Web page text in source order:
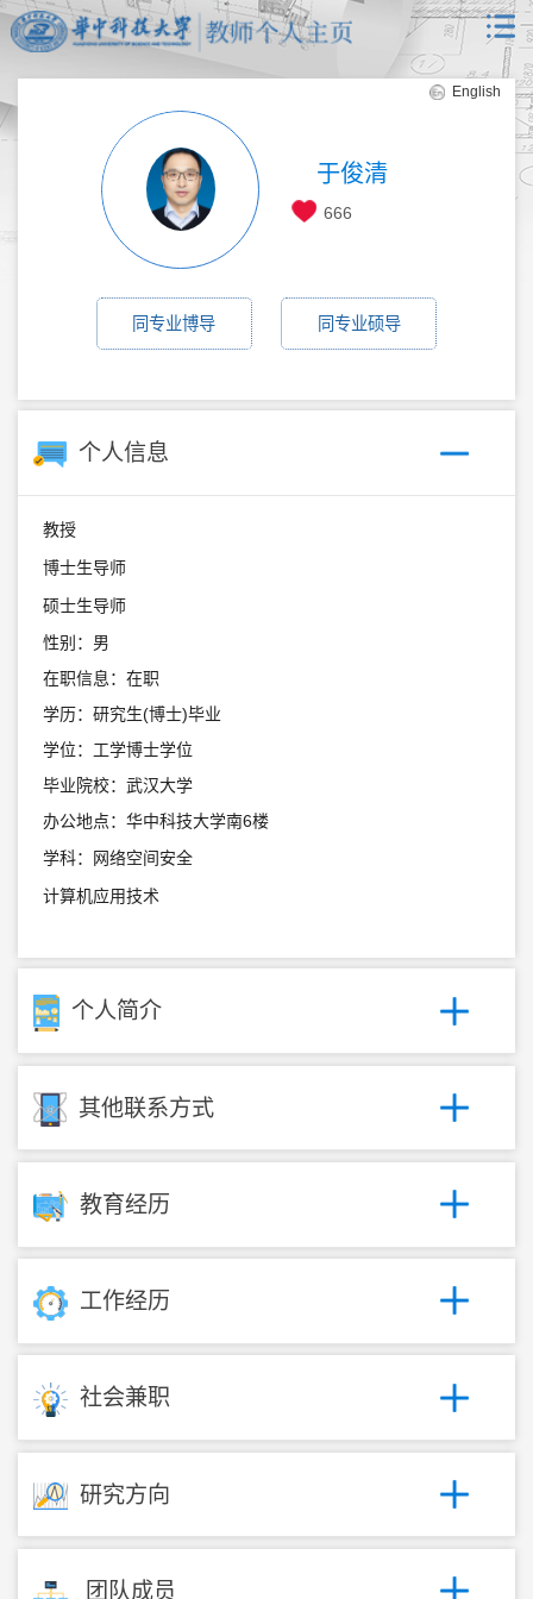
English
于俊清
666
同专业博导 同专业硕导
个人信息
教授
博士生导师
硕士生导师
性别：男
在职信息：在职
学历：研究生(博士)毕业
学位：工学博士学位
毕业院校：武汉大学
办公地点：华中科技大学南6楼
学科：网络空间安全
计算机应用技术
个人简介
其他联系方式
教育经历
工作经历
社会兼职
研究方向
团队成员